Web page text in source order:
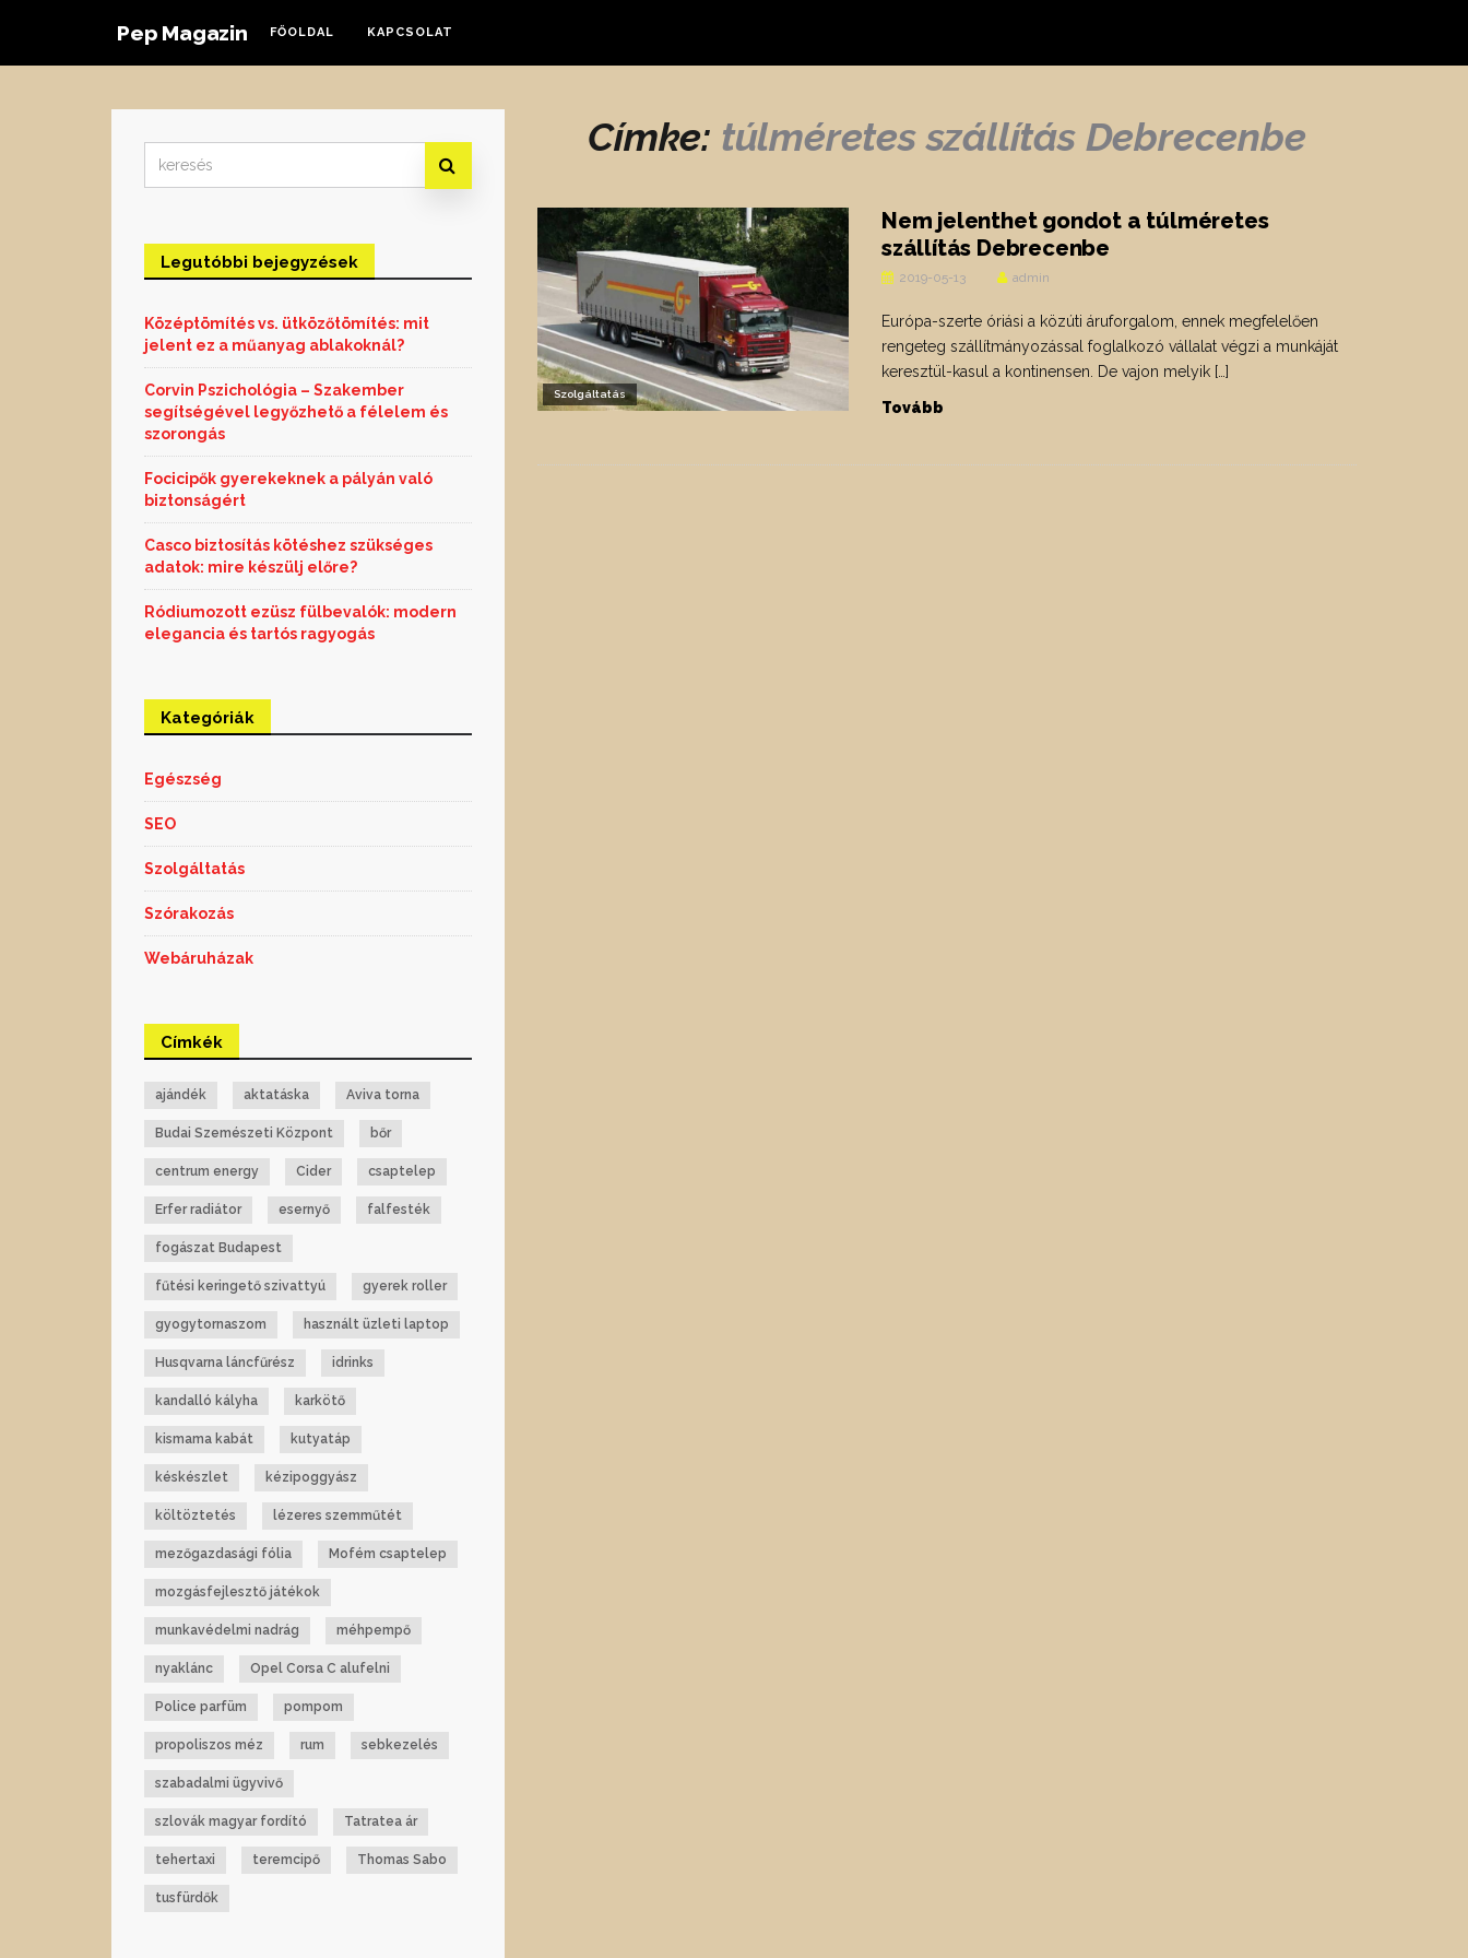
Pep Magazin FŐOLDAL KAPCSOLAT
Címke: túlméretes szállítás Debrecenbe
Szolgáltatás
Nem jelenthet gondot a túlméretes
szállítás Debrecenbe
2019-05-13 admin
Európa-szerte óriási a közúti áruforgalom, ennek megfelelően
rengeteg szállítmányozással foglalkozó vállalat végzi a munkáját
keresztül-kasul a kontinensen. De vajon melyik […]
Tovább
for:
Legutóbbi bejegyzések
Középtömítés vs. ütközőtömítés: mit
jelent ez a műanyag ablakoknál?
Corvin Pszichológia – Szakember
segítségével legyőzhető a félelem és
szorongás
Focicipők gyerekeknek a pályán való
biztonságért
Casco biztosítás kötéshez szükséges
adatok: mire készülj előre?
Ródiumozott ezüsz fülbevalók: modern
elegancia és tartós ragyogás
Kategóriák
Egészség
SEO
Szolgáltatás
Szórakozás
Webáruházak
Címkék
ajándék aktatáska Aviva torna
Budai Szemészeti Központ bőr
centrum energy Cider csaptelep
Erfer radiátor esernyő falfesték
fogászat Budapest
fűtési keringető szivattyú gyerek roller
gyogytornaszom használt üzleti laptop
Husqvarna láncfűrész idrinks
kandalló kályha karkötő
kismama kabát kutyatáp
késkészlet kézipoggyász
költöztetés lézeres szemműtét
mezőgazdasági fólia Mofém csaptelep
mozgásfejlesztő játékok
munkavédelmi nadrág méhpempő
nyaklánc Opel Corsa C alufelni
Police parfüm pompom
propoliszos méz rum sebkezelés
szabadalmi ügyvivő
szlovák magyar fordító Tatratea ár
tehertaxi teremcipő Thomas Sabo
tusfürdők